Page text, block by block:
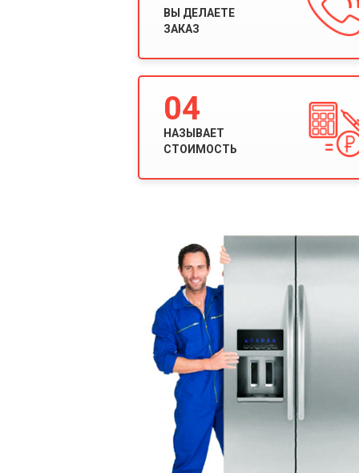
ВЫ ДЕЛАЕТЕ
ЗАКАЗ
04
НАЗЫВАЕТ
СТОИМОСТЬ